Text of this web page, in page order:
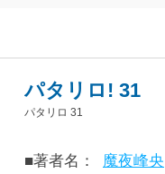
パタリロ! 31
パタリロ 31
■著者名：
魔夜峰央